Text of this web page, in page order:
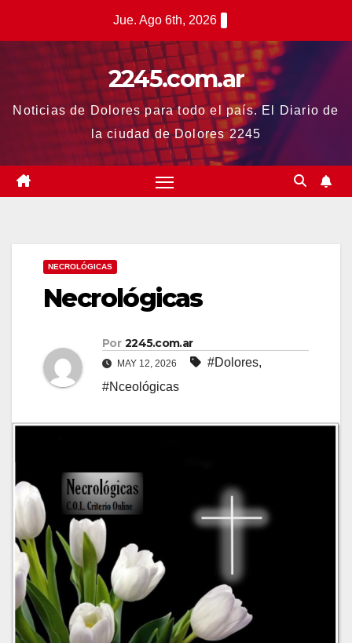
Jue. Ago 6th, 2026
2245.com.ar
Noticias de Dolores para todo el país. El Diario de
la ciudad de Dolores 2245
NECROLÓGICAS
Necrológicas
Por 2245.com.ar
MAY 12, 2026 #Dolores,
#Nceológicas